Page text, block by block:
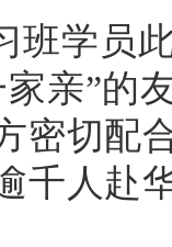
班学员
家亲”的
密切配
千人赴